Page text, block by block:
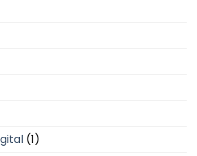
(1)